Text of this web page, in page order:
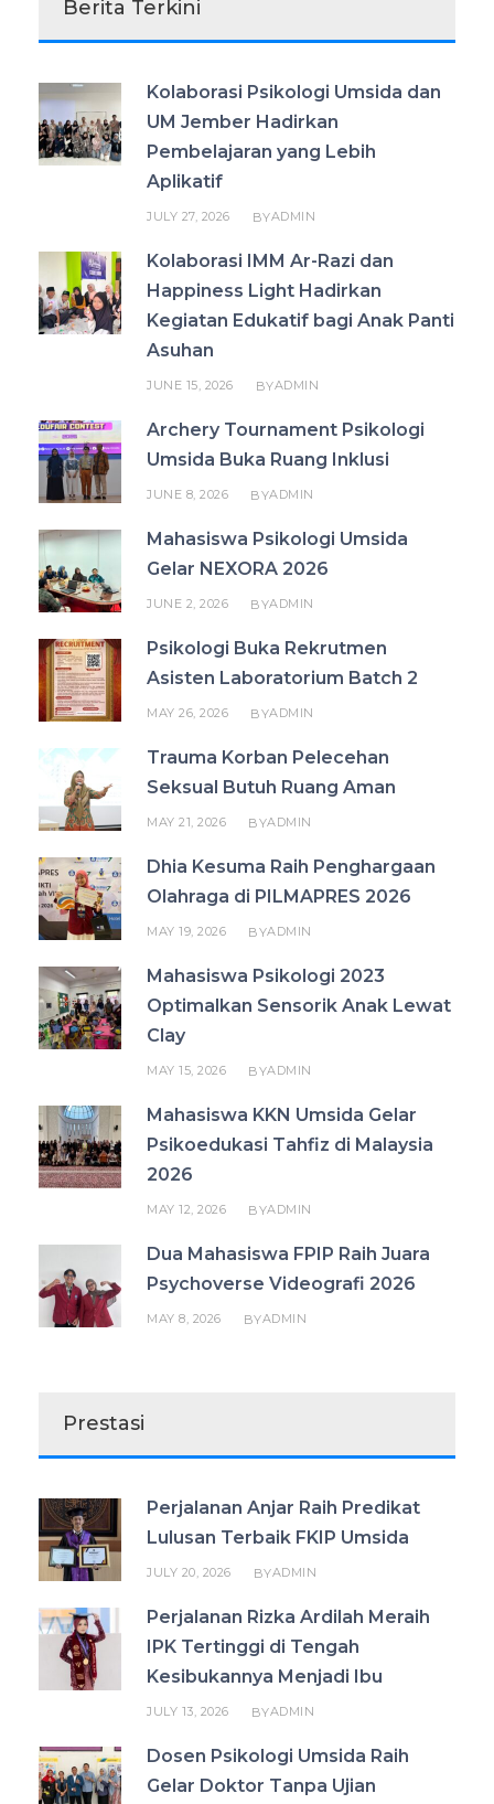
Berita Terkini
Kolaborasi Psikologi Umsida dan
UM Jember Hadirkan
Pembelajaran yang Lebih
Aplikatif
JULY 27, 2026 BYADMIN
Kolaborasi IMM Ar-Razi dan
Happiness Light Hadirkan
Kegiatan Edukatif bagi Anak Panti
Asuhan
JUNE 15, 2026 BYADMIN
Archery Tournament Psikologi
Umsida Buka Ruang Inklusi
JUNE 8, 2026 BYADMIN
Mahasiswa Psikologi Umsida
Gelar NEXORA 2026
JUNE 2, 2026 BYADMIN
Psikologi Buka Rekrutmen
Asisten Laboratorium Batch 2
MAY 26, 2026 BYADMIN
Trauma Korban Pelecehan
Seksual Butuh Ruang Aman
MAY 21, 2026 BYADMIN
Dhia Kesuma Raih Penghargaan
Olahraga di PILMAPRES 2026
MAY 19, 2026 BYADMIN
Mahasiswa Psikologi 2023
Optimalkan Sensorik Anak Lewat
Clay
MAY 15, 2026 BYADMIN
Mahasiswa KKN Umsida Gelar
Psikoedukasi Tahfiz di Malaysia
2026
MAY 12, 2026 BYADMIN
Dua Mahasiswa FPIP Raih Juara
Psychoverse Videografi 2026
MAY 8, 2026 BYADMIN
Prestasi
Perjalanan Anjar Raih Predikat
Lulusan Terbaik FKIP Umsida
JULY 20, 2026 BYADMIN
Perjalanan Rizka Ardilah Meraih
IPK Tertinggi di Tengah
Kesibukannya Menjadi Ibu
JULY 13, 2026 BYADMIN
Dosen Psikologi Umsida Raih
Gelar Doktor Tanpa Ujian